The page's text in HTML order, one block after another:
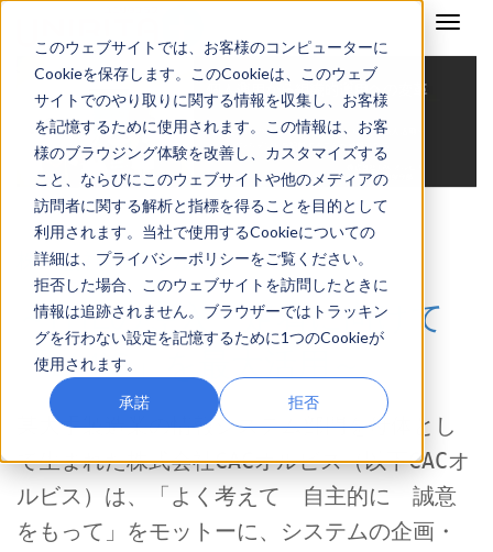
このウェブサイトでは、お客様のコンピューターに
Cookieを保存します。このCookieは、このウェブ
サイトでのやり取りに関する情報を収集し、お客様
を記憶するために使用されます。この情報は、お客
様のブラウジング体験を改善し、カスタマイズする
こと、ならびにこのウェブサイトや他のメディアの
訪問者に関する解析と指標を得ることを目的として
利用されます。当社で使用するCookieについての
詳細は、プライバシーポリシーをご覧ください。
拒否した場合、このウェブサイトを訪問したときに
情報は追跡されません。ブラウザーではトラッキン
グを行わない設定を記憶するために1つのCookieが
使用されます。
承諾 拒否
株式会社CACオルビス
～ITILの導入・定着に向けて
「LMIS」を最大活用～
某大手製造業の情報システム部門を母体とし
て生まれた株式会社CACオルビス（以下CACオ
ルビス）は、「よく考えて 自主的に 誠意
をもって」をモットーに、システムの企画・